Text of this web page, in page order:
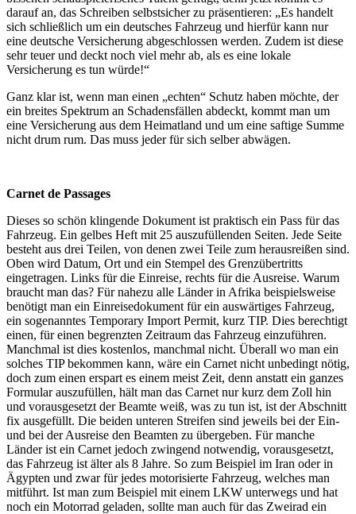
darauf an, das Schreiben selbstsicher zu präsentieren: „Es handelt
sich schließlich um ein deutsches Fahrzeug und hierfür kann nur
eine deutsche Versicherung abgeschlossen werden. Zudem ist diese
sehr teuer und deckt noch viel mehr ab, als es eine lokale
Versicherung es tun würde!“
Ganz klar ist, wenn man einen „echten“ Schutz haben möchte, der
ein breites Spektrum an Schadensfällen abdeckt, kommt man um
eine Versicherung aus dem Heimatland und um eine saftige Summe
nicht drum rum. Das muss jeder für sich selber abwägen.
Carnet de Passages
Dieses so schön klingende Dokument ist praktisch ein Pass für das
Fahrzeug. Ein gelbes Heft mit 25 auszufüllenden Seiten. Jede Seite
besteht aus drei Teilen, von denen zwei Teile zum herausreißen sind.
Oben wird Datum, Ort und ein Stempel des Grenzübertritts
eingetragen. Links für die Einreise, rechts für die Ausreise. Warum
braucht man das? Für nahezu alle Länder in Afrika beispielsweise
benötigt man ein Einreisedokument für ein auswärtiges Fahrzeug,
ein sogenanntes Temporary Import Permit, kurz TIP. Dies berechtigt
einen, für einen begrenzten Zeitraum das Fahrzeug einzuführen.
Manchmal ist dies kostenlos, manchmal nicht. Überall wo man ein
solches TIP bekommen kann, wäre ein Carnet nicht unbedingt nötig,
doch zum einen erspart es einem meist Zeit, denn anstatt ein ganzes
Formular auszufüllen, hält man das Carnet nur kurz dem Zoll hin
und vorausgesetzt der Beamte weiß, was zu tun ist, ist der Abschnitt
fix ausgefüllt. Die beiden unteren Streifen sind jeweils bei der Ein-
und bei der Ausreise den Beamten zu übergeben. Für manche
Länder ist ein Carnet jedoch zwingend notwendig, vorausgesetzt,
das Fahrzeug ist älter als 8 Jahre. So zum Beispiel im Iran oder in
Ägypten und zwar für jedes motorisierte Fahrzeug, welches man
mitführt. Ist man zum Beispiel mit einem LKW unterwegs und hat
noch ein Motorrad geladen, sollte man auch für das Zweirad ein